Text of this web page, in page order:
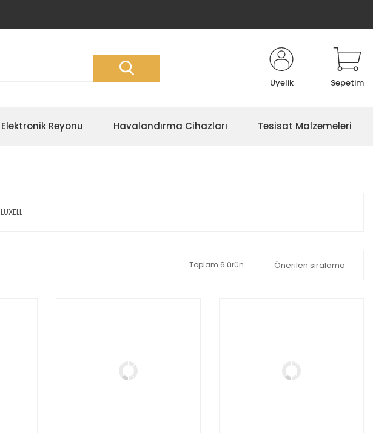
Üyelik Sepetim
Elektronik Reyonu Havalandırma Cihazları Tesisat Malzemeleri
LUXELL
Toplam 6 ürün